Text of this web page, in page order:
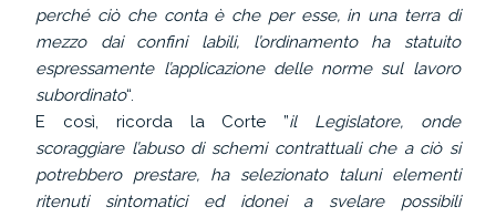
perché ciò che conta è che per esse, in una terra di
mezzo dai confini labili, l’ordinamento ha statuito
espressamente l’applicazione delle norme sul lavoro
subordinato“.
E così, ricorda la Corte ”il
Legislatore, onde
scoraggiare l’abuso di schemi contrattuali che a ciò si
potrebbero prestare, ha selezionato taluni elementi
ritenuti sintomatici ed idonei a svelare possibili